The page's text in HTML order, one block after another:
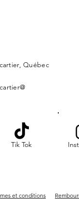
Québec
Tik Tok
et conditions